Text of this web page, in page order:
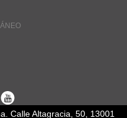
Youtube
Calle Altagracia, 50, 13001